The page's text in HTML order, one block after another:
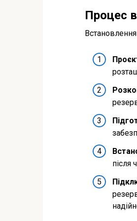
Процес
після